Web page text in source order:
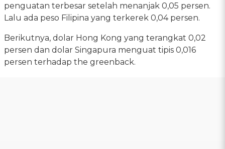
penguatan terbesar setelah menanjak 0,05 persen.
Lalu ada peso Filipina yang terkerek 0,04 persen.
Berikutnya, dolar Hong Kong yang terangkat 0,02
persen dan dolar Singapura menguat tipis 0,016
persen terhadap the greenback.